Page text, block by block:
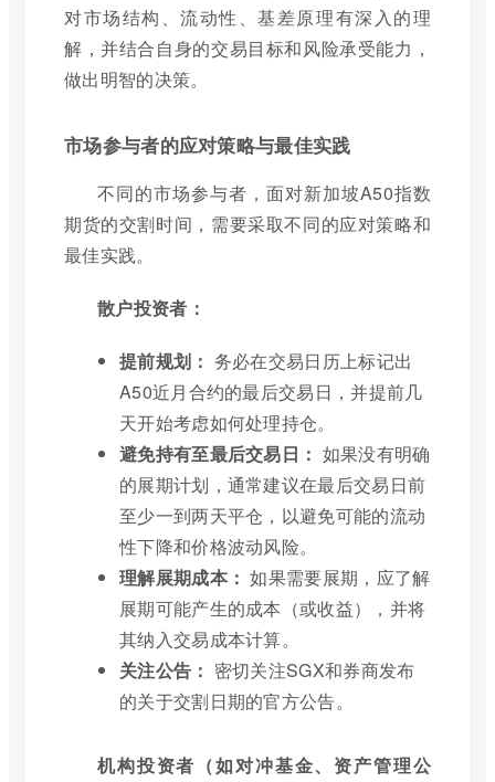
对市场结构、流动性、基差原理有深入的理
解，并结合自身的交易目标和风险承受能力，
做出明智的决策。
市场参与者的应对策略与最佳实践
不同的市场参与者，面对新加坡A50指数
期货的交割时间，需要采取不同的应对策略和
最佳实践。
散户投资者：
提前规划： 务必在交易日历上标记出
A50近月合约的最后交易日，并提前几
天开始考虑如何处理持仓。
避免持有至最后交易日： 如果没有明确
的展期计划，通常建议在最后交易日前
至少一到两天平仓，以避免可能的流动
性下降和价格波动风险。
理解展期成本： 如果需要展期，应了解
展期可能产生的成本（或收益），并将
其纳入交易成本计算。
关注公告： 密切关注SGX和券商发布
的关于交割日期的官方公告。
机构投资者（如对冲基金、资产管理公